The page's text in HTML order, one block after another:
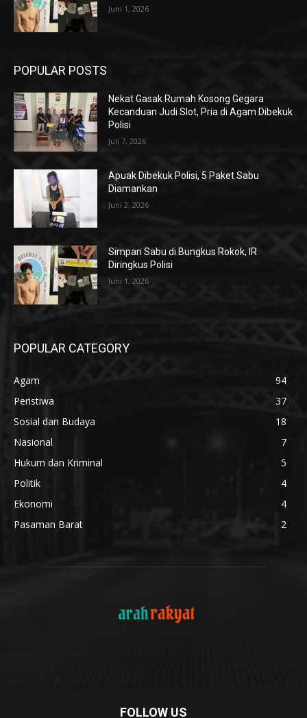
Juni 1, 2026
POPULAR POSTS
Nekat Gasak Rumah Kosong Gegara
Kecanduan Judi Slot, Pria di Agam Dibekuk
Polisi
Juli 7, 2026
Apuak Dibekuk Polisi, 5 Paket Sabu
Diamankan
Juni 2, 2026
Simpan Sabu di Bungkus Rokok, IR
Diringkus Polisi
Juni 1, 2026
POPULAR CATEGORY
Agam
94
Peristiwa
37
Sosial dan Budaya
18
Nasional
7
Hukum dan Kriminal
5
Politik
4
Ekonomi
4
Pasaman Barat
2
FOLLOW US